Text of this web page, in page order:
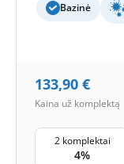
Bazinė
133,90 €
Kaina už komplektą
2 komplektai
4%